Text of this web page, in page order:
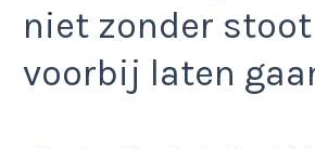
niet zonder
voorbij laten